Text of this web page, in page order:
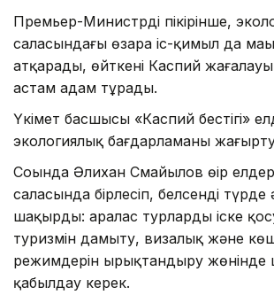
Премьер-Министрдің пікірінше,
саласындағы өзара іс-қимыл да
атқарады, өйткені Каспий
астам адам тұрады.
Үкімет басшысы «Каспий бестігі»
экологиялық бағдарламаны
Соңында Әлихан Смайылов өңір
саласында бірлесіп, белсенді түрде
шақырды: аралас турларды іске
туризмін дамыту, визалық және
режимдерін ырықтандыру жөнінде
қабылдау керек.